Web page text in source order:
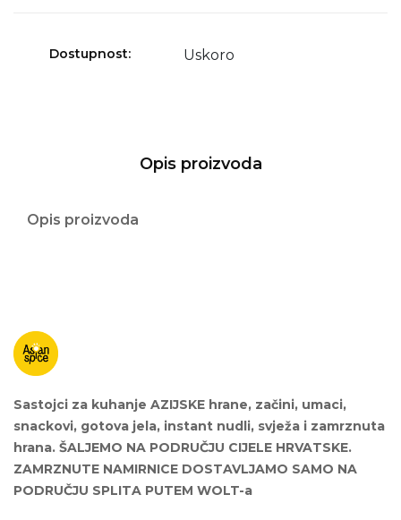
Dostupnost: Uskoro
Opis proizvoda
Opis proizvoda
Sastojci za kuhanje AZIJSKE hrane, začini, umaci,
snackovi, gotova jela, instant nudli, svježa i zamrznuta
hrana. ŠALJEMO NA PODRUČJU CIJELE HRVATSKE.
ZAMRZNUTE NAMIRNICE DOSTAVLJAMO SAMO NA
PODRUČJU SPLITA PUTEM WOLT-a